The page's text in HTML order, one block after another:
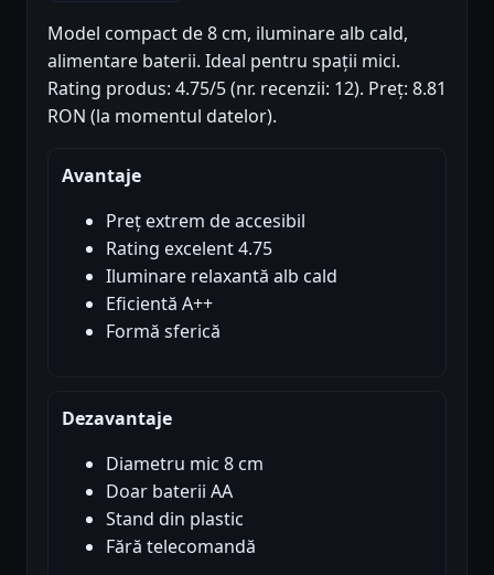
Model compact de 8 cm, iluminare alb cald,
alimentare baterii. Ideal pentru spații mici.
Rating produs: 4.75/5 (nr. recenzii: 12). Preț: 8.81
RON (la momentul datelor).
Avantaje
Preț extrem de accesibil
Rating excelent 4.75
Iluminare relaxantă alb cald
Eficientă A++
Formă sferică
Dezavantaje
Diametru mic 8 cm
Doar baterii AA
Stand din plastic
Fără telecomandă